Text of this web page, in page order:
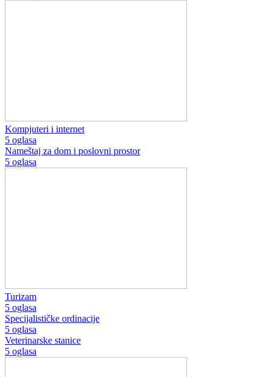
Kompjuteri i internet
5 oglasa
Nameštaj za dom i poslovni prostor
5 oglasa
Turizam
5 oglasa
Specijalističke ordinacije
5 oglasa
Veterinarske stanice
5 oglasa